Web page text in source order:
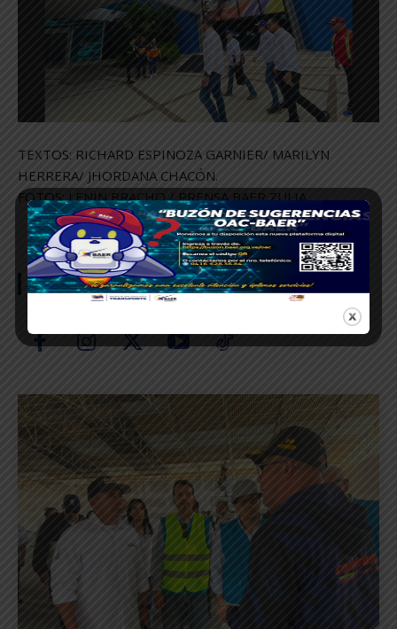
TEXTOS: RICHARD ESPINOZA GARNIER/ MARILYN
HERRERA/ JHORDANA CHACÓN.
FOTOS: LENIN BRACHO / PRENSA BAER ZULIA
SÍGUENOS